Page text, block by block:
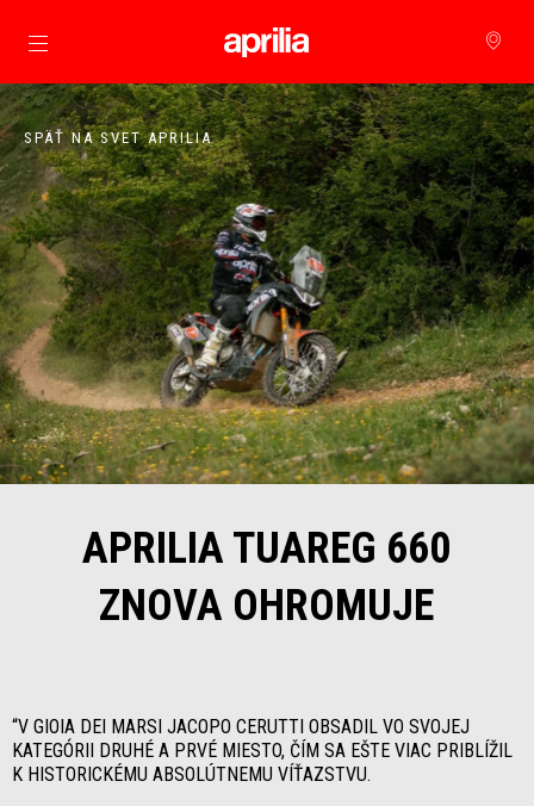
Prejsť na hlavný obsah
SPÄŤ NA SVET APRILIA
APRILIA TUAREG 660
ZNOVA OHROMUJE
“V GIOIA DEI MARSI JACOPO CERUTTI OBSADIL VO SVOJEJ
KATEGÓRII DRUHÉ A PRVÉ MIESTO, ČÍM SA EŠTE VIAC PRIBLÍŽIL
K HISTORICKÉMU ABSOLÚTNEMU VÍŤAZSTVU.